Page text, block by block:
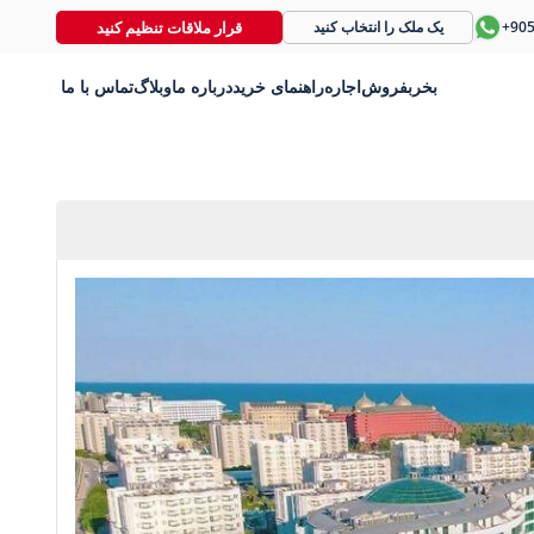
یک ملک را انتخاب کنید قرار ملاقات تنظیم کنید
بخر بفروشاجارهراهنمای خریددرباره ماوبلاگتماس با ما